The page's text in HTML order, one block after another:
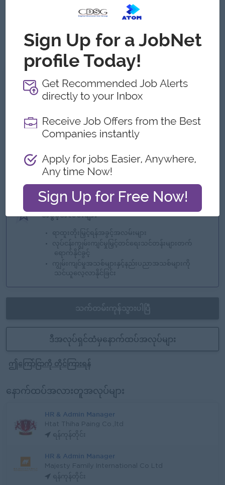
Strong knowledge ofMyanmar labor laws and HR best
Excellent leadership, communication, and organizational
skills
ကျွန်တော့်တို့ ဘာတွေကမ်းလှမ်းနိုင်သလဲ
အကျိုးအမြတ်
- Travel Allowance
- KPI based reward
ထူးခြားချက်များ
- Young and energetic environment
အခွင့်အလမ်းများ
ရာထူးတိုးမြှင့်ရန်အခွင့်အလမ်းများ
လုပ်ငန်းကျွမ်းကျင်မှုမြှင့်တင်ရေးသင်တန်းများတက်
ရောက်နိုင်ခွင့်
ကျွမ်းကျင်မှုအသစ်များနှင့်နည်းပညာအသစ်များကို
သင်ယူလေ့လာနိုင်ခြင်း
ဒီအလုပ်ရှင်ထံမှနောက်ထပ်အလုပ်များ
ဤကြော်ငြာကို တိုင်ကြားရန်
နောက်ထပ်အလားတူအလုပ်များ
HR & Admin Manager
Htat Thiha Paing Co.,ltd
ရန်ကုန်တိုင်း
HR & Admin Manager
Majesty Family International Co Ltd
ရန်ကုန်တိုင်း